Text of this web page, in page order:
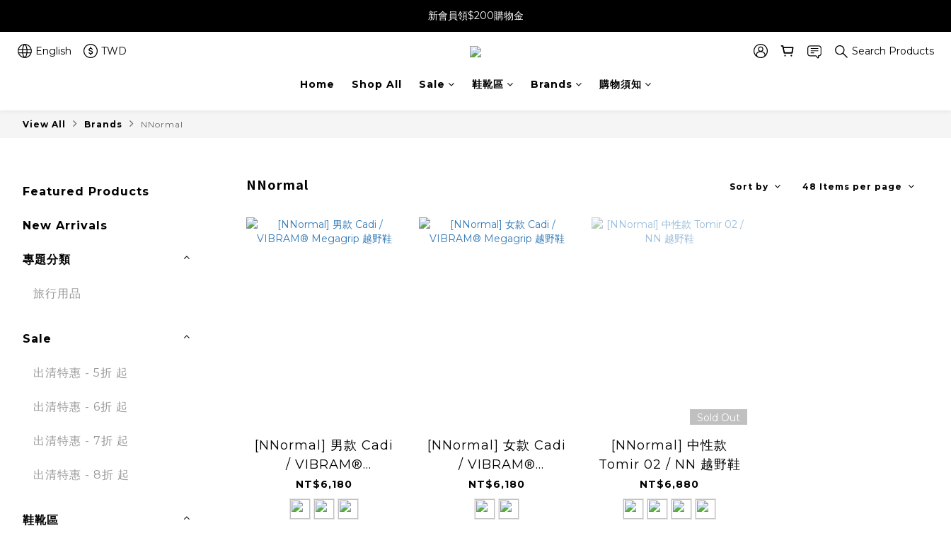
新會員領$200購物金
English TWD Search Products
Home Shop All Sale 鞋靴區 Brands 購物須知
View All Brands NNormal
Featured Products
New Arrivals
專題分類
旅行用品
Sale
出清特惠 - 5折 起
出清特惠 - 6折 起
出清特惠 - 7折 起
出清特惠 - 8折 起
鞋靴區
NNormal Sort by 48 Items per page
[NNormal] 男款 Cadi
/ VIBRAM®
Megagrip 越野鞋
NT$6,180
[NNormal] 女款 Cadi
/ VIBRAM®
Megagrip 越野鞋
NT$6,180
Sold Out
[NNormal] 中性款
Tomir 02 / NN 越野鞋
NT$6,880